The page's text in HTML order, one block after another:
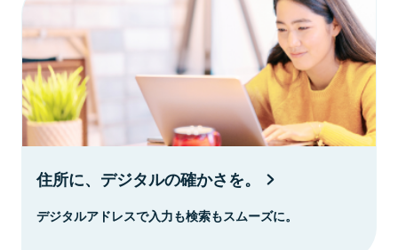
住所に、デジタルの確かさを。
デジタルアドレスで入力も検索もスムーズに。